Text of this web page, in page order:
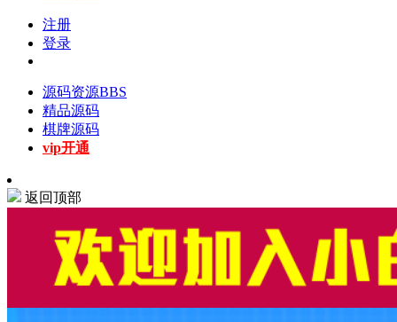
注册
登录
源码资源BBS
精品源码
棋牌源码
vip开通
返回顶部